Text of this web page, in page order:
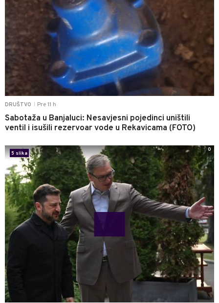
DRUŠTVO Pre 11 h
Sabotaža u Banjaluci: Nesavjesni pojedinci uništili
ventil i isušili rezervoar vode u Rekavicama (FOTO)
5 slika
0